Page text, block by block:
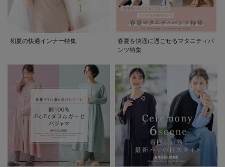
初夏の快適インナー特集
春夏を快適に過ごせるマタニティパ
ンツ特集